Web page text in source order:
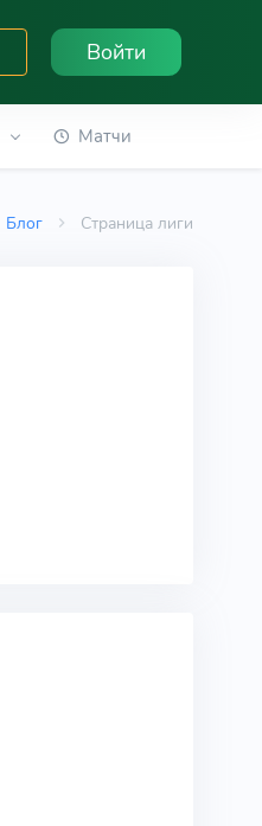
Войти
Матчи
Блог Страница лиги